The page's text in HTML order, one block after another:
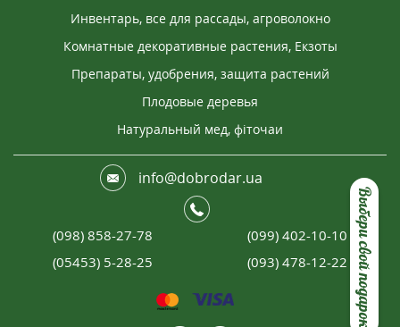
Выбери свой подарок
Инвентарь, все для рассады, агроволокно
Комнатные декоративные растения, Екзоты
Препараты, удобрения, защита растений
Плодовые деревья
Натуральный мед, фіточаи
info@dobrodar.ua
(098) 858-27-78
(099) 402-10-10
(05453) 5-28-25
(093) 478-12-22